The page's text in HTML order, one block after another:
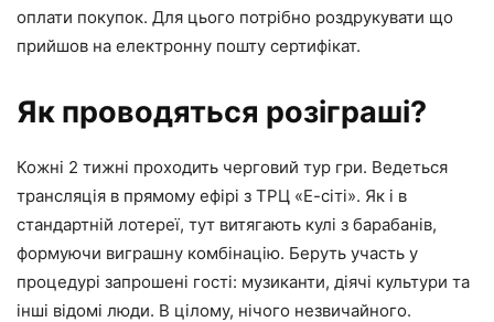
оплати покупок. Для цього потрібно роздрукувати що
прийшов на електронну пошту сертифікат.
Як проводяться розіграші?
Кожні 2 тижні проходить черговий тур гри. Ведеться
трансляція в прямому ефірі з ТРЦ «Е-сіті». Як і в
стандартній лотереї, тут витягають кулі з барабанів,
формуючи виграшну комбінацію. Беруть участь у
процедурі запрошені гості: музиканти, діячі культури та
інші відомі люди. В цілому, нічого незвичайного.